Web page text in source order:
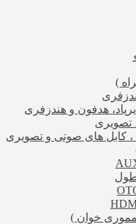
)
هدفون و هندزفری
تصویری
، کابل های صوتی و تصویری
طول
خوان )